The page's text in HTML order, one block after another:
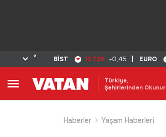
° BİST 13.736 -0,45 EURO
Türkiye,
Şehirlerinden Okunur
Haberler
Yaşam Haberleri